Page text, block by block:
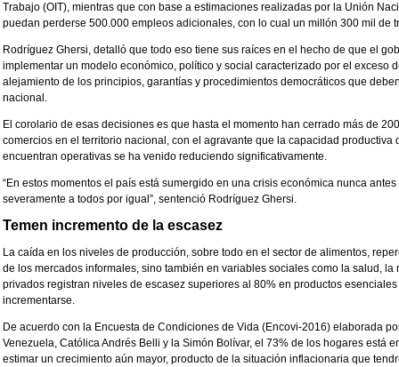
Trabajo (OIT), mientras que con base a estimaciones realizadas por la Unión
puedan perderse 500.000 empleos adicionales, con lo cual un millón 300 mil de
Rodríguez Ghersi, detalló que todo eso tiene sus raíces en el hecho de que el
implementar un modelo económico, político y social caracterizado por el exceso
alejamiento de los principios, garantías y procedimientos democráticos que
nacional.
El corolario de esas decisiones es que hasta el momento han cerrado más de
comercios en el territorio nacional, con el agravante que la capacidad productiva
encuentran operativas se ha venido reduciendo significativamente.
“En estos momentos el país está sumergido en una crisis económica nunca
severamente a todos por igual”, sentenció Rodríguez Ghersi.
Temen incremento de la escasez
La caída en los niveles de producción, sobre todo en el sector de alimentos,
de los mercados informales, sino también en variables sociales como la salud,
privados registran niveles de escasez superiores al 80% en productos
incrementarse.
De acuerdo con la Encuesta de Condiciones de Vida (Encovi-2016) elaborada
Venezuela, Católica Andrés Belli y la Simón Bolívar, el 73% de los hogares está
estimar un crecimiento aún mayor, producto de la situación inflacionaria que